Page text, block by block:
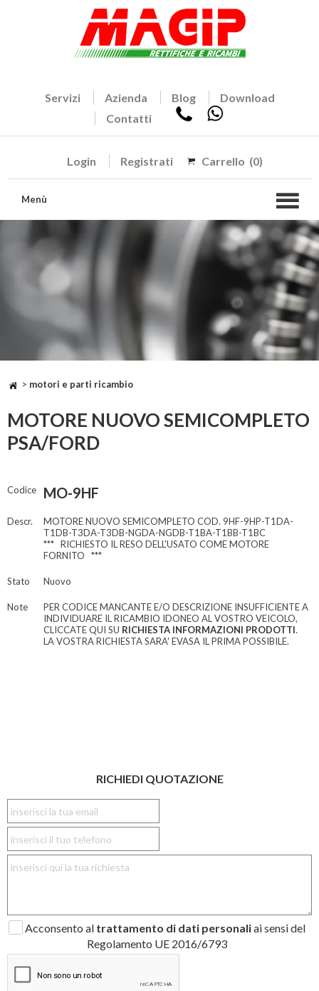
Servizi Azienda Blog
Download
Contatti
Login Registrati Carrello (0)
Menù
> motori e parti ricambio
MOTORE NUOVO SEMICOMPLETO
PSA/FORD
Codice MO-9HF
Descr.
MOTORE NUOVO SEMICOMPLETO COD. 9HF-9HP-T1DA-
T1DB-T3DA-T3DB-NGDA-NGDB-T1BA-T1BB-T1BC
*** RICHIESTO IL RESO DELL'USATO COME MOTORE
FORNITO ***
Stato Nuovo
Note
PER CODICE MANCANTE E/O DESCRIZIONE INSUFFICIENTE A
INDIVIDUARE IL RICAMBIO IDONEO AL VOSTRO VEICOLO,
CLICCATE QUI SU RICHIESTA INFORMAZIONI PRODOTTI.
LA VOSTRA RICHIESTA SARA' EVASA IL PRIMA POSSIBILE.
RICHIEDI QUOTAZIONE
Acconsento al trattamento di dati personaliai sensi del
Regolamento UE 2016/6793